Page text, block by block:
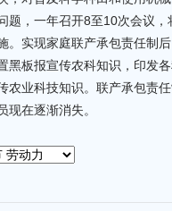
题，一年召开8至10次会议
。实现家庭联产承包责任制
黑板报宣传农科知识，印发
农业科技知识。联产承包责
现在逐渐消失。